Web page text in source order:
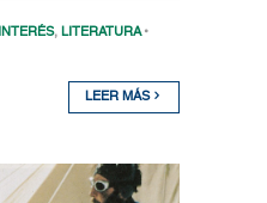
, LITERATURA •
LEER MÁS